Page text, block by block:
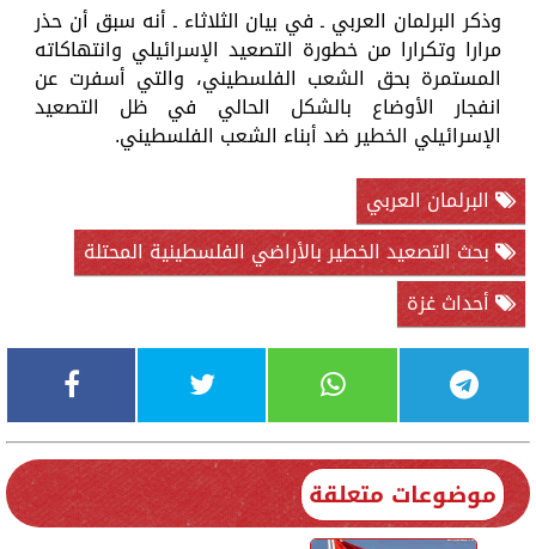
وذكر البرلمان العربي ـ في بيان الثلاثاء ـ أنه سبق أن حذر
مرارا وتكرارا من خطورة التصعيد الإسرائيلي وانتهاكاته
المستمرة بحق الشعب الفلسطيني، والتي أسفرت عن
انفجار الأوضاع بالشكل الحالي في ظل التصعيد
الإسرائيلي الخطير ضد أبناء الشعب الفلسطيني.
البرلمان العربي
بحث التصعيد الخطير بالأراضي الفلسطينية المحتلة
أحداث غزة
موضوعات متعلقة